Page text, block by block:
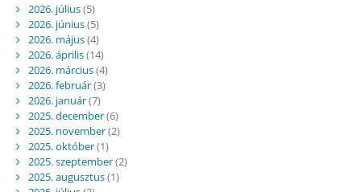
2026. július(5)
2026. június(5)
2026. május(4)
2026. április(14)
2026. március(4)
2026. február(3)
2026. január(7)
2025. december(6)
2025. november(2)
2025. október(1)
2025. szeptember(2)
2025. augusztus(1)